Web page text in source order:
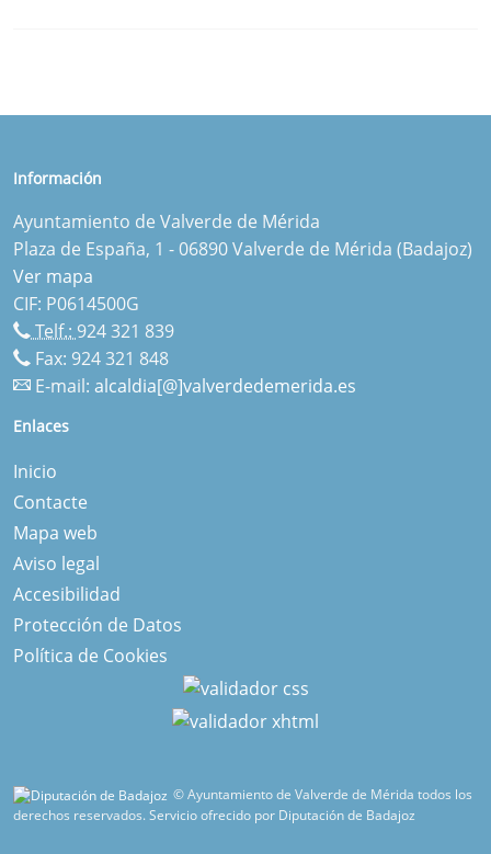
Información
Ayuntamiento de Valverde de Mérida
Plaza de España, 1 - 06890 Valverde de Mérida (Badajoz)
Ver mapa
CIF: P0614500G
Telf.: 924 321 839
Fax: 924 321 848
E-mail: alcaldia[@]valverdedemerida.es
Enlaces
Inicio
Contacte
Mapa web
Aviso legal
Accesibilidad
Protección de Datos
Política de Cookies
© Ayuntamiento de Valverde de Mérida todos los
derechos reservados.Servicio ofrecido por Diputación de Badajoz